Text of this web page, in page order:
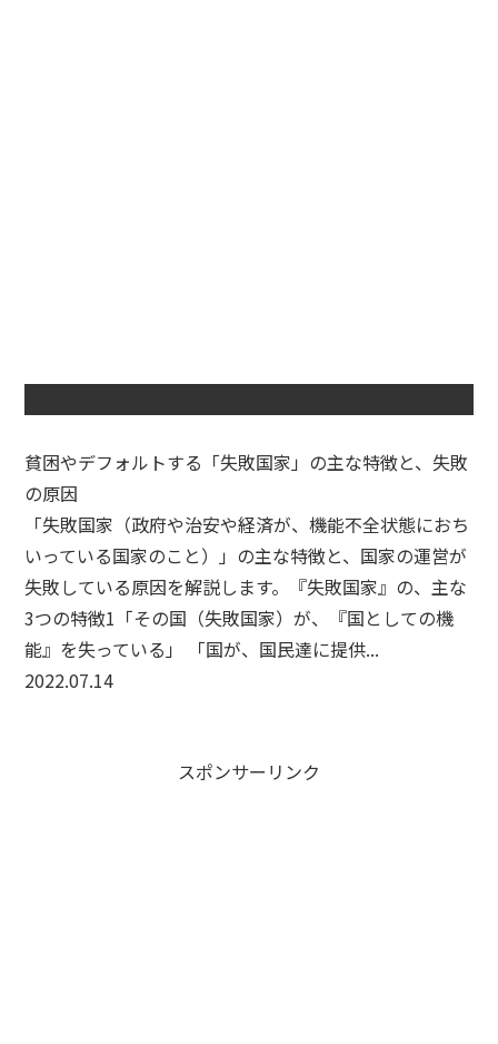
貧困やデフォルトする「失敗国家」の主な特徴と、失敗
の原因
「失敗国家（政府や治安や経済が、機能不全状態におち
いっている国家のこと）」の主な特徴と、国家の運営が
失敗している原因を解説します。『失敗国家』の、主な
3つの特徴1「その国（失敗国家）が、『国としての機
能』を失っている」 「国が、国民達に提供...
2022.07.14
スポンサーリンク